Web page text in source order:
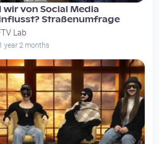
wir von Social Media
Straßenumfrage
Lab
year 2 months